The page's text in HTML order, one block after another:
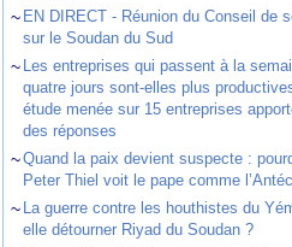
~ EN DIRECT - Réunion du Conseil de
sur le Soudan du Sud
~ Les entreprises qui passent à la
quatre jours sont-elles plus
étude menée sur 15 entreprises
des réponses
~Quand la paix devient suspecte :
Peter Thiel voit le pape comme
~ La guerre contre les houthistes du
elle détourner Riyad du Soudan ?